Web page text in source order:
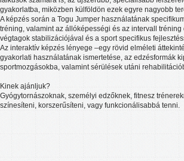
gyakorlatba, miközben külföldön ezek egyre nagyobb
A képzés során a Togu Jumper használatának
tréning, valamint az állóképességi és az intervall
végtagok stabilizációjával és a sport specifikus
Az interaktív képzés lényege –egy rövid elméleti
gyakorlati használatának ismertetése, az edzésformák
sportmozgásokba, valamint sérülések utáni
Kinek ajánljuk?
Gyógytornászoknak, személyi edzőknek, fitnesz
színesíteni, korszerűsíteni, vagy funkcionálisabbá tenni.